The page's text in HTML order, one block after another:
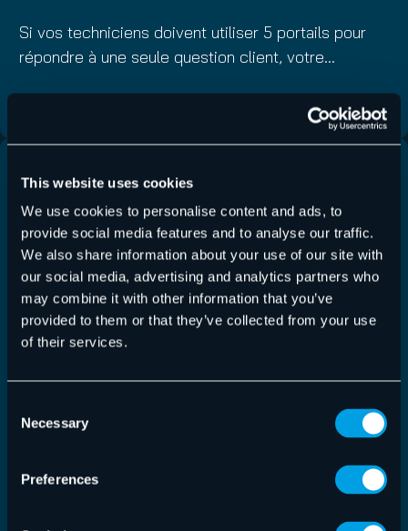
This website uses cookies
We use cookies to personalise content and ads, to
provide social media features and to analyse our traffic.
We also share information about your use of our site with
our social media, advertising and analytics partners who
may combine it with other information that you’ve
provided to them or that they’ve collected from your use
of their services.
Selection
Necessary
Preferences
Si vos techniciens doivent utiliser 5 portails pour
répondre à une seule question client, votre…
Sécurité du courrier 25/03/2026
Bonnes pratiques de sécurité des emails :
protégez vos communications numériques